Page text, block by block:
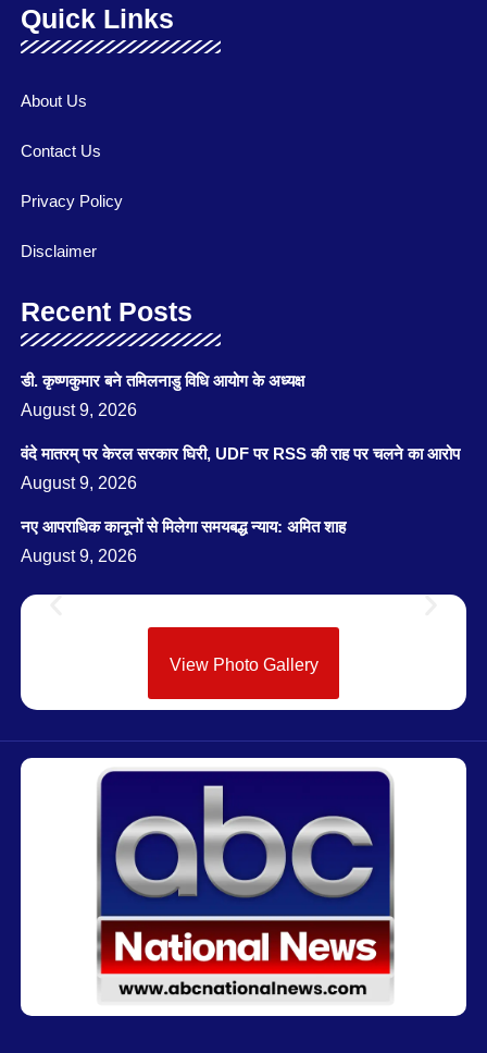
Quick Links
About Us
Contact Us
Privacy Policy
Disclaimer
Recent Posts
डी. कृष्णकुमार बने तमिलनाडु विधि आयोग के अध्यक्ष
August 9, 2026
वंदे मातरम् पर केरल सरकार घिरी, UDF पर RSS की राह पर चलने का आरोप
August 9, 2026
नए आपराधिक कानूनों से मिलेगा समयबद्ध न्याय: अमित शाह
August 9, 2026
View Photo Gallery